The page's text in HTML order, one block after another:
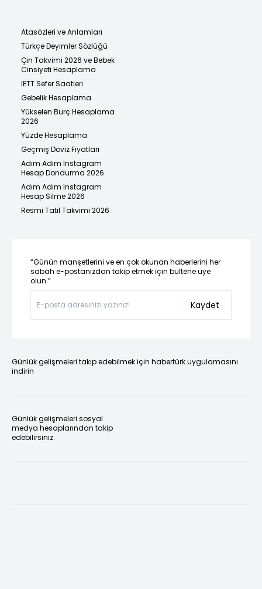
Atasözleri ve Anlamları
Türkçe Deyimler Sözlüğü
Çin Takvimi 2026 ve Bebek
Cinsiyeti Hesaplama
İETT Sefer Saatleri
Gebelik Hesaplama
Yükselen Burç Hesaplama
2026
Yüzde Hesaplama
Geçmiş Döviz Fiyatları
Adım Adım Instagram
Hesap Dondurma 2026
Adım Adım Instagram
Hesap Silme 2026
Resmi Tatil Takvimi 2026
“Günün manşetlerini ve en çok okunan haberlerini her
sabah e-postanızdan takip etmek için bültene üye
olun.”
Kaydet
Günlük gelişmeleri takip edebilmek için habertürk uygulamasını
indirin
Günlük gelişmeleri sosyal
medya hesaplarından takip
edebilirsiniz.